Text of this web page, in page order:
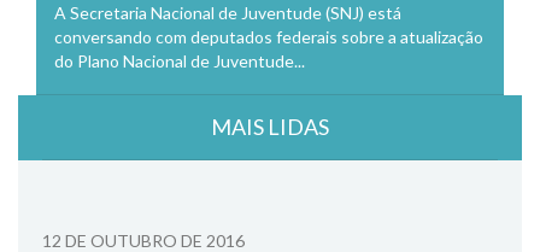
A Secretaria Nacional de Juventude (SNJ) está
conversando com deputados federais sobre a atualização
do Plano Nacional de Juventude...
MAIS LIDAS
12 DE OUTUBRO DE 2016